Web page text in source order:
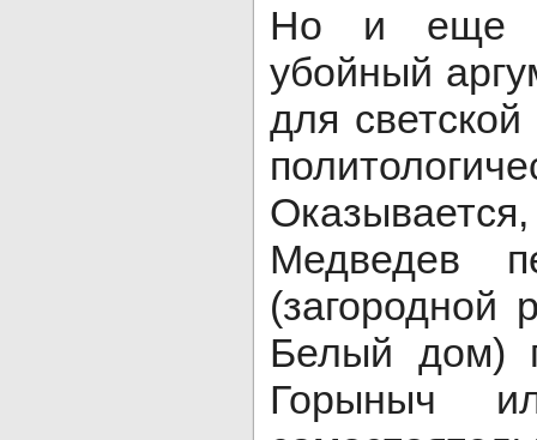
Но и еще
убойный
для
Медведев
(загородной
Белый дом)
Горыныч